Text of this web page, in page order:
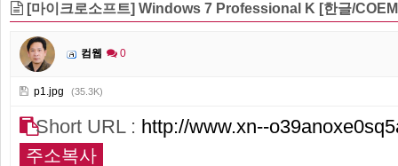
[마이크로소프트] Windows 7 Professional K [한글/
컴웹 0
p1.jpg (35.3K)
Short URL : http://www.xn--
주소복사